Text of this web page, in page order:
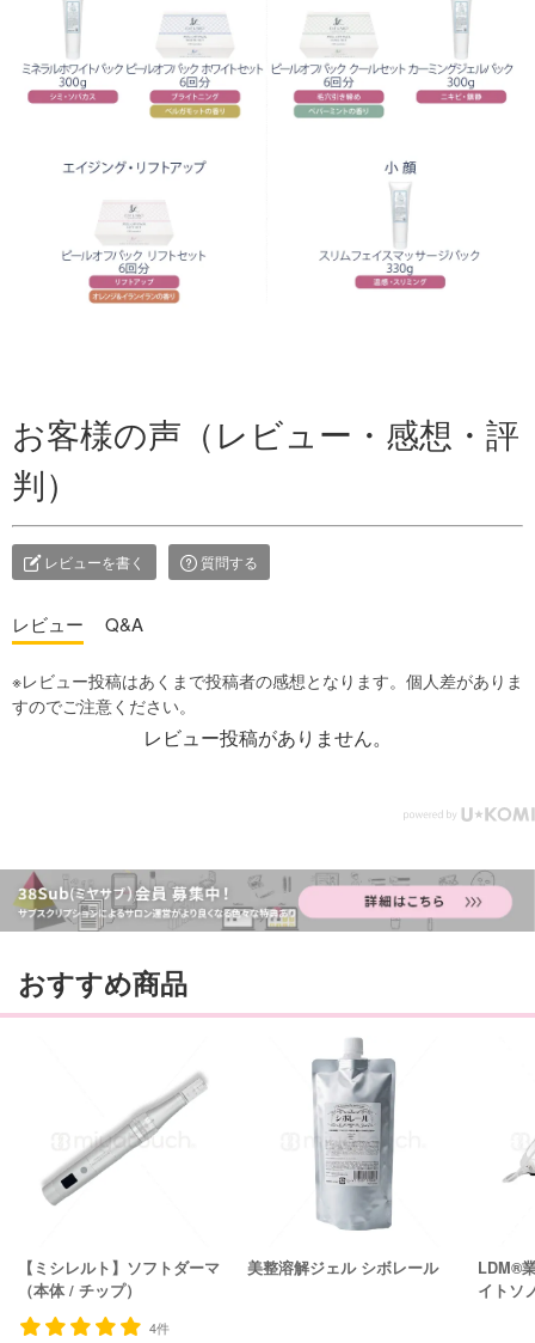
お客様の声（レビュー・感想・評
判）
レビューを書く 質問する
レビュー Q&A
レビュー投稿がありません。
おすすめ商品
【ミシレルト】ソフトダーマ
（本体 / チップ）
4件
美整溶解ジェル シボレール
LDM®
イトソ